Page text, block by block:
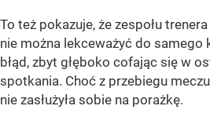
To też pokazuje, że zespołu
nie można lekceważyć do samego
błąd, zbyt głęboko cofając się w
spotkania. Choć z przebiegu
nie zasłużyła sobie na porażkę.